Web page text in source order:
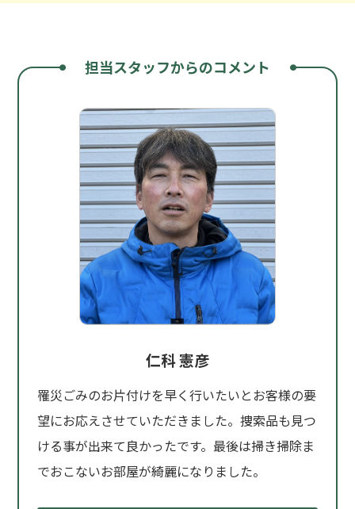
担当スタッフからのコメント
仁科 憲彦
罹災ごみのお片付けを早く行いたいとお客様の要
望にお応えさせていただきました。捜索品も見つ
ける事が出来て良かったです。最後は掃き掃除ま
でおこないお部屋が綺麗になりました。